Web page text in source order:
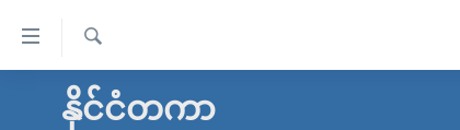
လွယ်ကူ
မူလစာမျက်နှာ
ရှာဖွေ
ရ
နိုင်ငံတကာ